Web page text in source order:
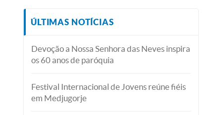
ÚLTIMAS NOTÍCIAS
Devoção a Nossa Senhora das Neves inspira
os 60 anos de paróquia
Festival Internacional de Jovens reúne fiéis
em Medjugorje